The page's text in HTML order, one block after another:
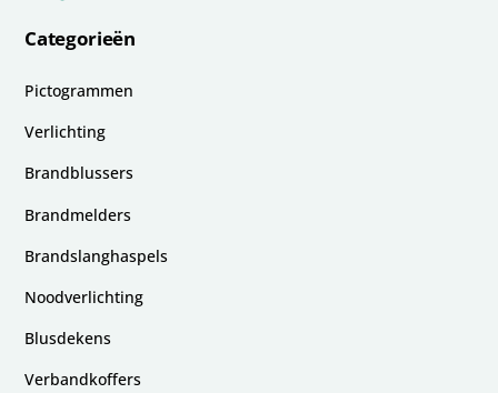
Categorieën
Pictogrammen
Verlichting
Brandblussers
Brandmelders
Brandslanghaspels
Noodverlichting
Blusdekens
Verbandkoffers